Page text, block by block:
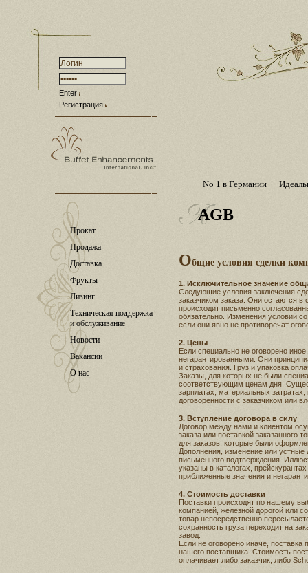
Enter
Регистрация
Прокат
Продажа
Доставка
Фрукты
Лизинг
Техническая поддержка
и обслуживание
Новости
Вакансии
О нас
No 1 в Германии |
AGB
Общие условия сделки
1. Исключительное значение
Следующие условия заключения
заказчиком заказа. Они остаются в
происходит письменно
обязательно. Изменения условий
если они явно не противоречат
2. Цены
Если специально не оговорено
негарантированными. Они
и страхования. Груз и упаковка
Заказы, для которых не были
соответствующим ценам дня.
зарплатах, материальных
договоренности с заказчиком или
3. Вступление договора в силу
Договор между нами и клиентом
заказа или поставкой заказанного
для заказов, которые были
Дополнения, изменение или
письменного подтверждения.
указаны в каталогах,
приближенные значения и
4. Стоимость доставки
Поставки происходят по нашему
компанией, железной дорогой или
товар непосредственно
сохранность груза переходит на
завод.
Если не оговорено иначе,
нашего поставщика. Стоимость
оплачивает либо заказчик, либо